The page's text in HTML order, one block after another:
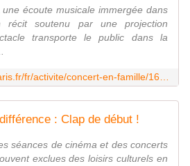
écoute musicale immergée dans
récit soutenu par une projection
transporte le public dans la
: Clap de début !
séances de cinéma et des concerts
exclues des loisirs culturels en